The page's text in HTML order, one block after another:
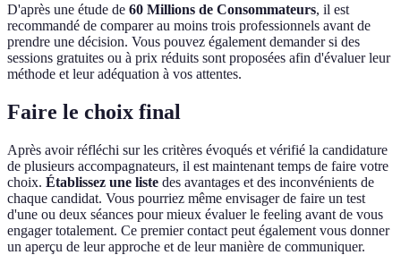
D'après une étude de 60 Millions de Consommateurs, il est
recommandé de comparer au moins trois professionnels avant de
prendre une décision. Vous pouvez également demander si des
sessions gratuites ou à prix réduits sont proposées afin d'évaluer leur
méthode et leur adéquation à vos attentes.
Faire le choix final
Après avoir réfléchi sur les critères évoqués et vérifié la candidature
de plusieurs accompagnateurs, il est maintenant temps de faire votre
choix. Établissez une liste des avantages et des inconvénients de
chaque candidat. Vous pourriez même envisager de faire un test
d'une ou deux séances pour mieux évaluer le feeling avant de vous
engager totalement. Ce premier contact peut également vous donner
un aperçu de leur approche et de leur manière de communiquer.